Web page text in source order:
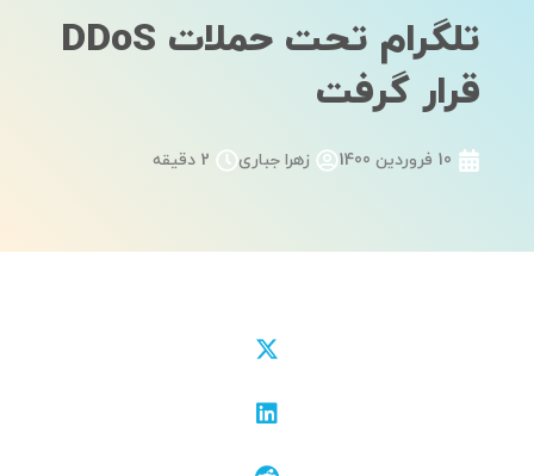
تلگرام تحت حملات DDoS
قرار گرفت
10 فروردین 1400 زهرا جباری 2 دقیقه